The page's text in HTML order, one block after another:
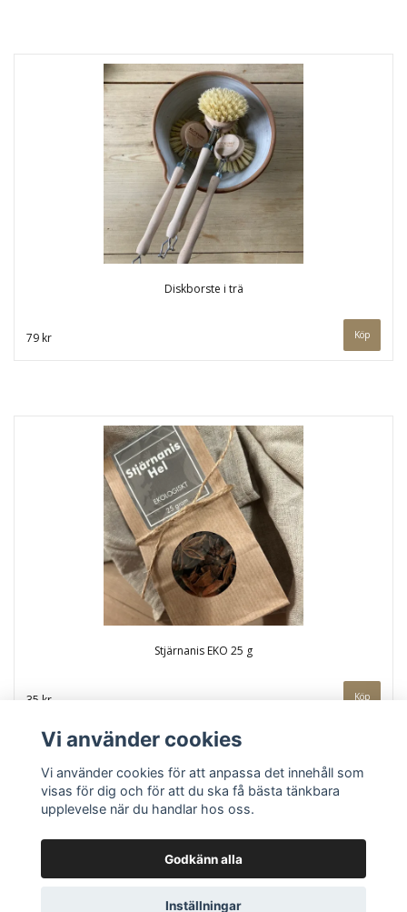
Diskborste i trä
79 kr Köp
Stjärnanis EKO 25 g
35 kr
Kontakt Köpvillkor
Vi använder cookies
Vi använder cookies för att anpassa det innehåll som
visas för dig och för att du ska få bästa tänkbara
upplevelse när du handlar hos oss.
Godkänn alla
Inställningar